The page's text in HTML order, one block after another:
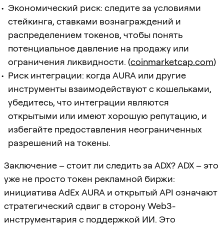
Экономический риск: следите за условиями
стейкинга, ставками вознаграждений и
распределением токенов, чтобы понять
потенциальное давление на продажу или
ограничения ликвидности. (coinmarketcap.com)
Риск интеграции: когда AURA или другие
инструменты взаимодействуют с кошельками,
убедитесь, что интеграции являются
открытыми или имеют хорошую репутацию, и
избегайте предоставления неограниченных
разрешений на токены.
Заключение – стоит ли следить за ADX? ADX – это
уже не просто токен рекламной биржи:
инициатива AdEx AURA и открытый API означают
стратегический сдвиг в сторону Web3-
инструментария с поддержкой ИИ. Это